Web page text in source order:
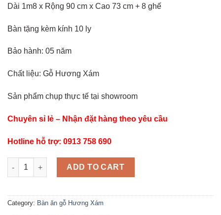
Dài 1m8 x Rộng 90 cm x Cao 73 cm + 8 ghế
Bàn tặng kèm kính 10 ly
Bảo hành: 05 năm
Chất liệu: Gỗ Hương Xám
Sản phẩm chụp thực tế tại showroom
Chuyên sỉ lẻ – Nhận đặt hàng theo yêu cầu
Hotline hỗ trợ: 0913 758 690
BỘ BÀN ĂN GỖ HƯƠNG XÁM 8 GHẾ TỰA CONG BA 98-11
ADD TO CART
Category: Bàn ăn gỗ Hương Xám